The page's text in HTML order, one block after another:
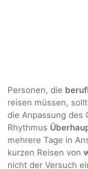
Personen, die
reisen müssen,
die Anpassung des
Rhythmus
mehrere Tage in
kurzen Reisen von
nicht der Versuch